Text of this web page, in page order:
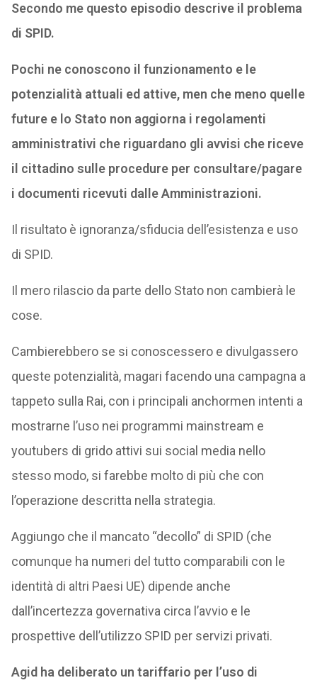
Secondo me questo episodio descrive il problema
di SPID.
Pochi ne conoscono il funzionamento e le
potenzialità attuali ed attive, men che meno quelle
future e lo Stato non aggiorna i regolamenti
amministrativi che riguardano gli avvisi che riceve
il cittadino sulle procedure per consultare/pagare
i documenti ricevuti dalle Amministrazioni.
Il risultato è ignoranza/sfiducia dell’esistenza e uso
di SPID.
Il mero rilascio da parte dello Stato non cambierà le
cose.
Cambierebbero se si conoscessero e divulgassero
queste potenzialità, magari facendo una campagna a
tappeto sulla Rai, con i principali anchormen intenti a
mostrarne l’uso nei programmi mainstream e
youtubers di grido attivi sui social media nello
stesso modo, si farebbe molto di più che con
l’operazione descritta nella strategia.
Aggiungo che il mancato “decollo” di SPID (che
comunque ha numeri del tutto comparabili con le
identità di altri Paesi UE) dipende anche
dall’incertezza governativa circa l’avvio e le
prospettive dell’utilizzo SPID per servizi privati.
Agid ha deliberato un tariffario per l’uso di